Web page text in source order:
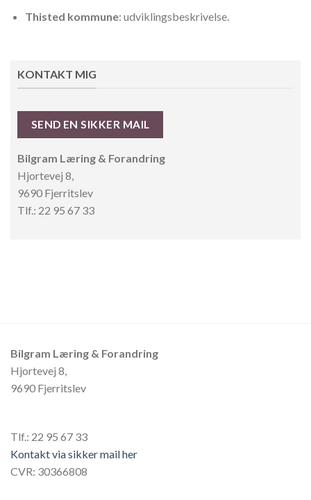
Thisted kommune: udviklingsbeskrivelse.
KONTAKT MIG
SEND EN SIKKER MAIL
Bilgram Læring & Forandring
Hjortevej 8,
9690 Fjerritslev
Tlf.: 22 95 67 33
Bilgram Læring & Forandring
Hjortevej 8,
9690 Fjerritslev
Tlf.: 22 95 67 33
Kontakt via sikker mail her
CVR: 30366808